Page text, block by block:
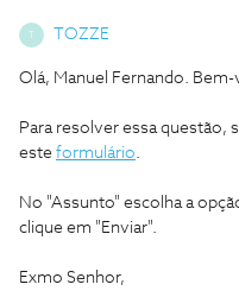
T TOZZE
Olá, Manuel Fernando.
Para resolver essa questão,
este formulário.
No "Assunto" escolha a
clique em "Enviar".
Exmo Senhor,